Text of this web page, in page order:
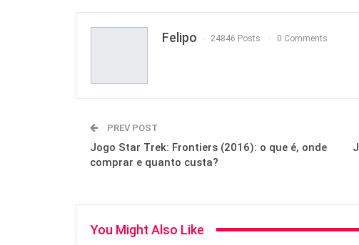
Felipo 24846 Posts 0 Comments
PREV POST
Jogo Star Trek: Frontiers (2016): o que é, onde
comprar e quanto custa?
You Might Also Like